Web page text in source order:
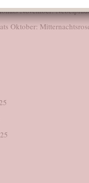
November:
Oktober: